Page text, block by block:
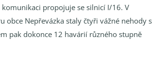
propojuje se silnicí I/16. V
obce Nepřevázka staly čtyři vážné nehody s
pak dokonce 12 havárií různého stupně